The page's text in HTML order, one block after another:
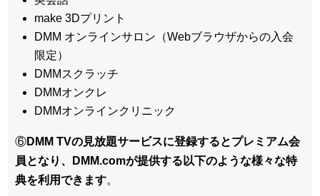
make 3Dプリント
DMM オンラインサロン（Webブラウザからの入会
限定）
DMMスクラッチ
DMMオンクレ
DMMオンラインクリニック
⑥DMM TVの見放題サービスに登録するとプレミアム会
員となり、DMM.comが提供する以下のような様々な特
典を利用できます。